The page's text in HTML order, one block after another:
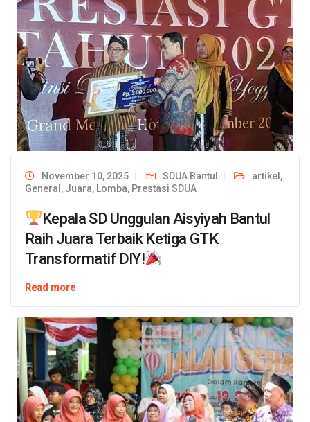
November 10, 2025 SDUA Bantul artikel ,
General , Juara, Lomba, Prestasi SDUA
Kepala SD Unggulan Aisyiyah Bantul
Raih Juara Terbaik Ketiga GTK
Transformatif DIY!
Read more